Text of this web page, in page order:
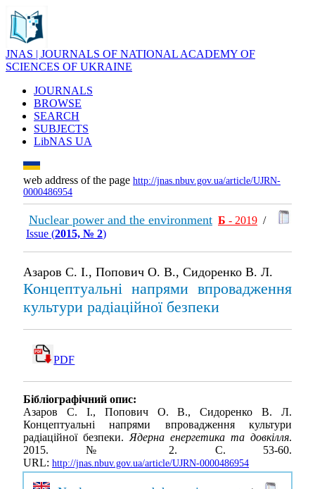
JNAS | JOURNALS OF NATIONAL ACADEMY OF
SCIENCES OF UKRAINE
JOURNALS
BROWSE
SEARCH
SUBJECTS
LibNAS UA
web address of the page http://jnas.nbuv.gov.ua/article/UJRN-
0000486954
Nuclear power and the environment Б - 2019 /
Issue (2015, № 2)
Азаров С. І., Попович О. В., Сидоренко В. Л.
Концептуальні напрями впровадження
культури радіаційної безпеки
PDF
Бібліографічний опис:
Азаров С. І., Попович О. В., Сидоренко В. Л.
Концептуальні напрями впровадження культури
радіаційної безпеки.Ядерна енергетика та довкілля.
2015. № 2. С. 53-60.
URL: http://jnas.nbuv.gov.ua/article/UJRN-0000486954